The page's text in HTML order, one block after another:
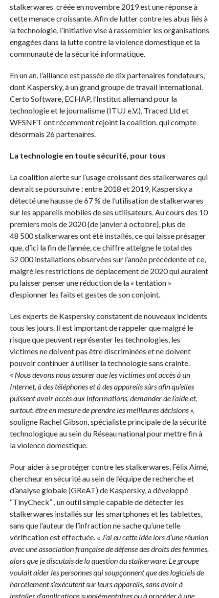
stalkerwares créée en novembre 2019 est une réponse à
cette menace croissante. Afin de lutter contre les abus liés à
la technologie, l’initiative vise à rassembler les organisations
engagées dans la lutte contre la violence domestique et la
communauté de la sécurité informatique.
En un an, l’alliance est passée de dix partenaires fondateurs,
dont Kaspersky, à un grand groupe de travail international.
Certo Software, ECHAP, l’Institut allemand pour la
technologie et le journalisme (ITUJ e.V.), Traced Ltd et
WESNET ont récemment rejoint la coalition, qui compte
désormais 26 partenaires.
La technologie en toute sécurité, pour tous
La coalition alerte sur l’usage croissant des stalkerwares qui
devrait se poursuivre : entre 2018 et 2019, Kaspersky a
détecté une hausse de 67 % de l’utilisation de stalkerwares
sur les appareils mobiles de ses utilisateurs. Au cours des 10
premiers mois de 2020 (de janvier à octobre), plus de
48 500 stalkerwares ont été installés, ce qui laisse présager
que, d’ici la fin de l’année, ce chiffre atteigne le total des
52 000 installations observées sur l’année précédente et ce,
malgré les restrictions de déplacement de 2020 qui auraient
pu laisser penser une réduction de la « tentation »
d’espionner les faits et gestes de son conjoint.
Les experts de Kaspersky constatent de nouveaux incidents
tous les jours. Il est important de rappeler que malgré le
risque que peuvent représenter les technologies, les
victimes ne doivent pas être discriminées et ne doivent
pouvoir continuer à utiliser la technologie sans crainte.
« Nous devons nous assurer que les victimes ont accès à un
Internet, à des téléphones et à des appareils sûrs afin qu’elles
puissent avoir accès aux informations, demander de l’aide et,
surtout, être en mesure de prendre les meilleures décisions »,
souligne Rachel Gibson, spécialiste principale de la sécurité
technologique au sein du Réseau national pour mettre fin à
la violence domestique.
Pour aider à se protéger contre les stalkerwares, Félix Aimé,
chercheur en sécurité au sein de l’équipe de recherche et
d’analyse globale (GReAT) de Kaspersky, a développé
“TinyCheck” , un outil simple capable de détecter les
stalkerwares installés sur les smartphones et les tablettes,
sans que l’auteur de l’infraction ne sache qu’une telle
vérification est effectuée. « J’ai eu cette idée lors d’une réunion
avec une association française de défense des droits des femmes,
alors que je discutais de la question du stalkerware. Le groupe
voulait aider les personnes qui soupçonnent que des logiciels de
harcèlement s’exécutent sur leurs appareils, sans avoir à
installer d’applications supplémentaires ou à procéder à une